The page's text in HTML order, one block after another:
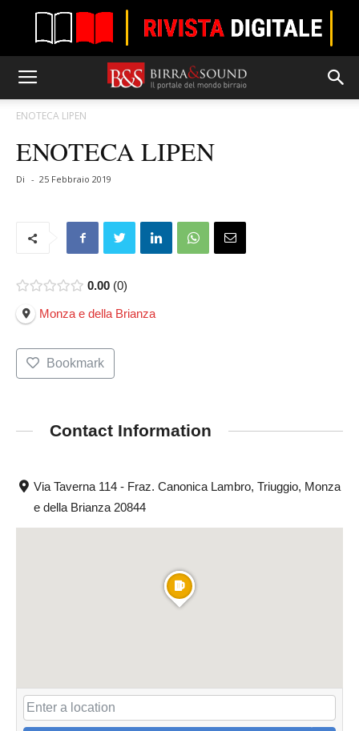
ENOTECA LIPEN
ENOTECA LIPEN
Di - 25 Febbraio 2019
0.00 0
Monza e della Brianza
Bookmark
Contact Information
Via Taverna 114 - Fraz. Canonica Lambro, Triuggio, Monza
e della Brianza 20844